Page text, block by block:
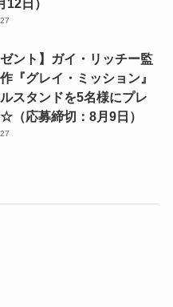
12日）
ゼント】ガイ・リッチー監
『グレイ・ミッション』
スタンドを5名様にプレ
（応募締切：8月9日）